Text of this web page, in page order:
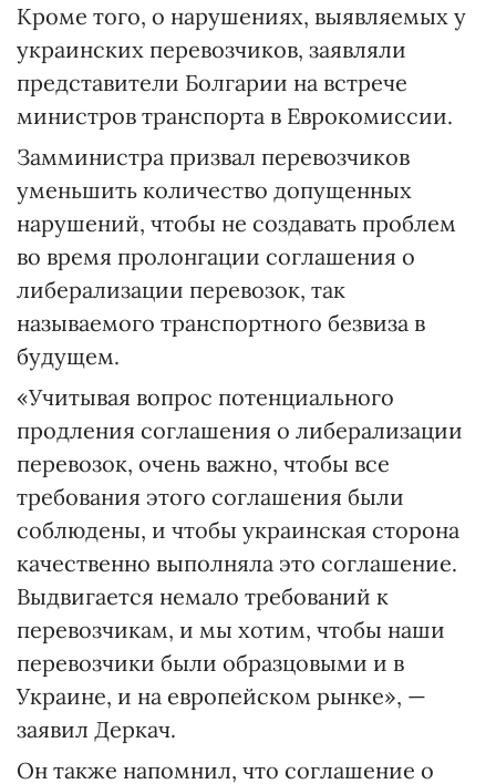
Кроме того, о нарушениях, выявляемых у
украинских перевозчиков, заявляли
представители Болгарии на встрече
министров транспорта в Еврокомиссии.
Замминистра призвал перевозчиков
уменьшить количество допущенных
нарушений, чтобы не создавать проблем
во время пролонгации соглашения о
либерализации перевозок, так
называемого транспортного безвиза в
будущем.
«Учитывая вопрос потенциального
продления соглашения о либерализации
перевозок, очень важно, чтобы все
требования этого соглашения были
соблюдены, и чтобы украинская сторона
качественно выполняла это соглашение.
Выдвигается немало требований к
перевозчикам, и мы хотим, чтобы наши
перевозчики были образцовыми и в
Украине, и на европейском рынке», —
заявил Деркач.
Он также напомнил, что соглашение о